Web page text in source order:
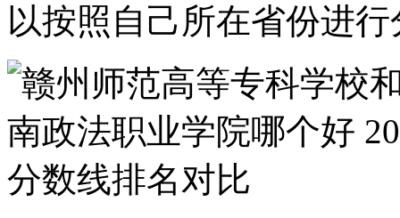
以按照自己所在省份进